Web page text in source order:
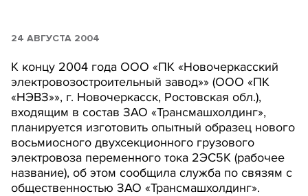
24 АВГУСТА 2004
К концу 2004 года ООО «ПК «Новочеркасский
электровозостроительный завод»» (ООО «ПК
«НЭВЗ»», г. Новочеркасск, Ростовская обл.),
входящим в состав ЗАО «Трансмашхолдинг»,
планируется изготовить опытный образец нового
восьмиосного двухсекционного грузового
электровоза переменного тока 2ЭС5К (рабочее
название), об этом сообщила служба по связям с
общественностью ЗАО «Трансмашхолдинг».